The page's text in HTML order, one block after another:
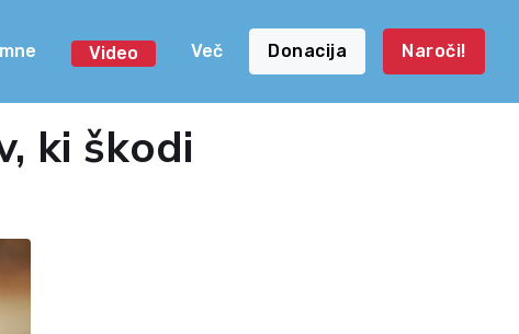
Video Več Donacija Naroči!
ki škodi